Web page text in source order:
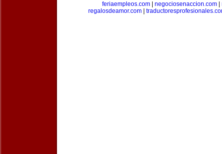
feriaempleos.com
negociosenaccion.com
regalosdeamor.com